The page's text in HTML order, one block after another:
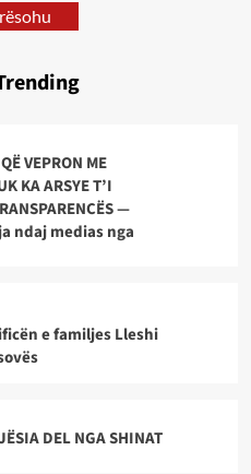
VEPRON ME
KA ARSYE T’I
—
ndaj medias nga
e familjes Lleshi
DEL NGA SHINAT